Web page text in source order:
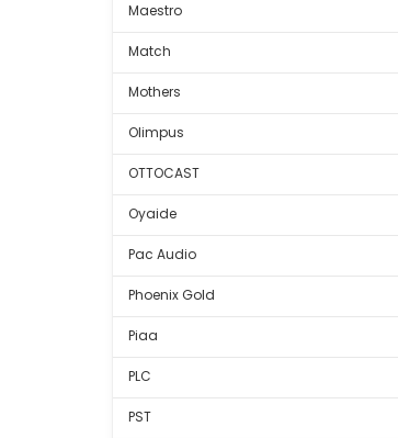
Maestro
Match
Mothers
Olimpus
OTTOCAST
Oyaide
Pac Audio
Phoenix Gold
Piaa
PLC
PST